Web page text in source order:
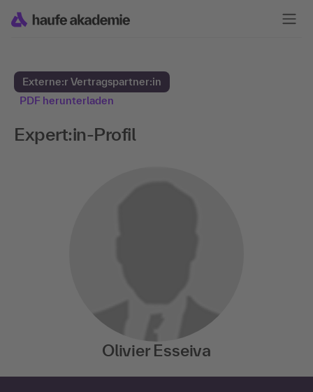
Externe:r Vertragspartner:in
PDF herunterladen
Expert:in-Profil
Olivier Esseiva